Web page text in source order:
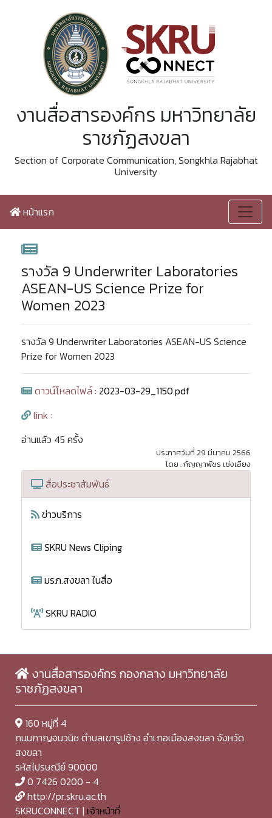
งานสื่อสารองค์กร มหาวิทยาลัย
ราชภัฏสงขลา
Section of Corporate Communication, Songkhla Rajabhat
University
หน้าแรก
รางวัล 9 Underwriter Laboratories
ASEAN-US Science Prize for
Women 2023
รางวัล 9 Underwriter Laboratories ASEAN-US Science
Prize for Women 2023
ดาวน์โหลดไฟล์ : 2023-03-29_1150.pdf
link :
อ่านแล้ว 45 ครั้ง
ประกาศวันที่ 29 มีนาคม 2566
โดย : กัญญาพัชร เซ่งเอียง
สื่อประชาสัมพันธ์
ข่าวบริการ
SKRU News Cliping
มรภ.สงขลา ในสื่อ
SKRU RADIO
งานสื่อสารองค์กร กองกลาง มหาวิทยาลัย
ราชภัฏสงขลา
160 หมู่ที่ 4
ถนนกาญจนวนิช ตำบลเขารูปช้าง อำเภอเมืองสงขลา จังหวัด
สงขลา
รหัสไปรษณีย์ 90000
0 7426 0200 - 4
http://pr.skru.ac.th
SKRUCONNECT | เจ้าหน้าที่